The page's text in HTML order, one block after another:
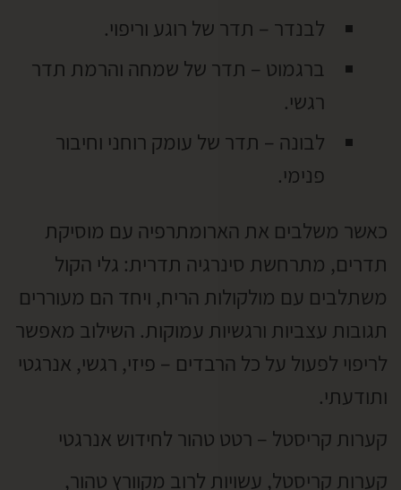
לבנדר – תדר של רוגע וריפוי.
ברגמוט – תדר של שמחה והרמת תדר
רגשי.
לבונה – תדר של עומק רוחני וחיבור
פנימי.
כאשר משלבים את הארומתרפיה עם מוסיקת
תדרים, מתרחשת סינרגיה תדרית: גלי הקול
משתלבים עם מולקולות הריח, ויחד הם מעוררים
תגובות עצביות ורגשיות עמוקות. השילוב מאפשר
לריפוי לפעול על כל הרבדים – פיזי, רגשי, אנרגטי
ותודעתי.
קערות קריסטל – רטט טהור לחידוש אנרגטי
קערות קריסטל, עשויות לרוב מקוורץ טהור,